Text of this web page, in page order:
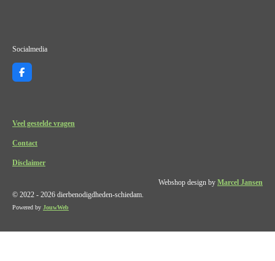
Socialmedia
F
a
o
o
Veel gestelde vragen
Contact
Disclaimer
Webshop design by Marcel Jansen
© 2022 - 2026 dierbenodigdheden-schiedam.
Powered by JouwWeb